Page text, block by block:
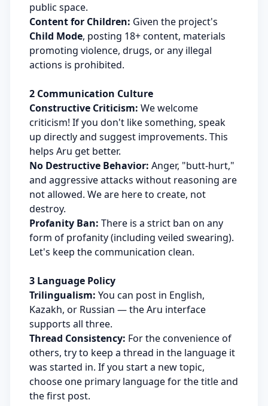
public space.
Content for Children: Given the project's
Child Mode, posting 18+ content, materials
promoting violence, drugs, or any illegal
actions is prohibited.
2 Communication Culture
Constructive Criticism: We welcome
criticism! If you don't like something, speak
up directly and suggest improvements. This
helps Aru get better.
No Destructive Behavior: Anger, "butt-hurt,"
and aggressive attacks without reasoning are
not allowed. We are here to create, not
destroy.
Profanity Ban: There is a strict ban on any
form of profanity (including veiled swearing).
Let's keep the communication clean.
3 Language Policy
Trilingualism: You can post in English,
Kazakh, or Russian — the Aru interface
supports all three.
Thread Consistency: For the convenience of
others, try to keep a thread in the language it
was started in. If you start a new topic,
choose one primary language for the title and
the first post.